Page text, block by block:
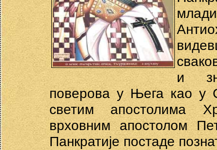
и
поверова у Њега као у
светим апостолима
врховним апостолом
Панкратије постаде